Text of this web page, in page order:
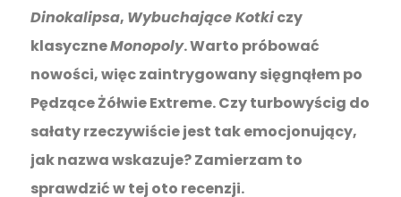
Dinokalipsa, Wybuchające Kotkiczy
klasyczneMonopoly. Warto próbować
nowości, więc zaintrygowany sięgnąłem po
Pędzące Żółwie Extreme. Czy turbowyścig do
sałaty rzeczywiście jest tak emocjonujący,
jak nazwa wskazuje? Zamierzam to
sprawdzić w tej oto recenzji.